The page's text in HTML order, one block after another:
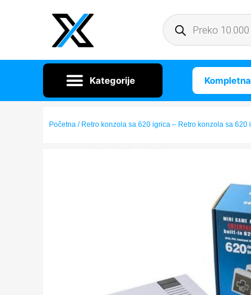
Početna / Retro konzola sa 620 igrica – Retro konzola sa 620